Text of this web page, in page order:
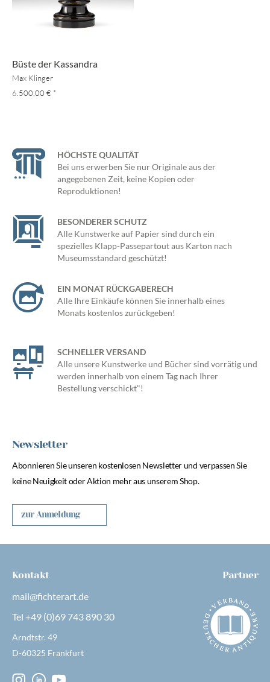
Büste der Kassandra
Max Klinger
6.500,00 € *
HÖCHSTE QUALITÄT
Bei uns erwerben Sie nur Originale aus der
angegebenen Zeit, keine Kopien oder
Reproduktionen!
BESONDERER SCHUTZ
Alle Kunstwerke auf Papier sind durch ein
spezielles Klapp-Passepartout aus Karton nach
Museumsstandard geschützt!
EIN MONAT RÜCKGABERECH
Alle Ihre Einkäufe können Sie innerhalb eines
Monats kostenlos zurückgeben!
SCHNELLER VERSAND
Alle unsere Kunstwerke und Bücher sind vorrätig und
werden innerhalb von einem Tag nach Ihrer
Bestellung verschickt"!
Newsletter
Abonnieren Sie unseren kostenlosen Newsletter und verpassen Sie
keine Neuigkeit oder Aktion mehr aus unserem Shop.
zur Anmeldung
Kontakt
mail@fichterart.de
Tel +49 (0)69 743 890 30
Arndtstr. 49
D-60325 Frankfurt
Partner